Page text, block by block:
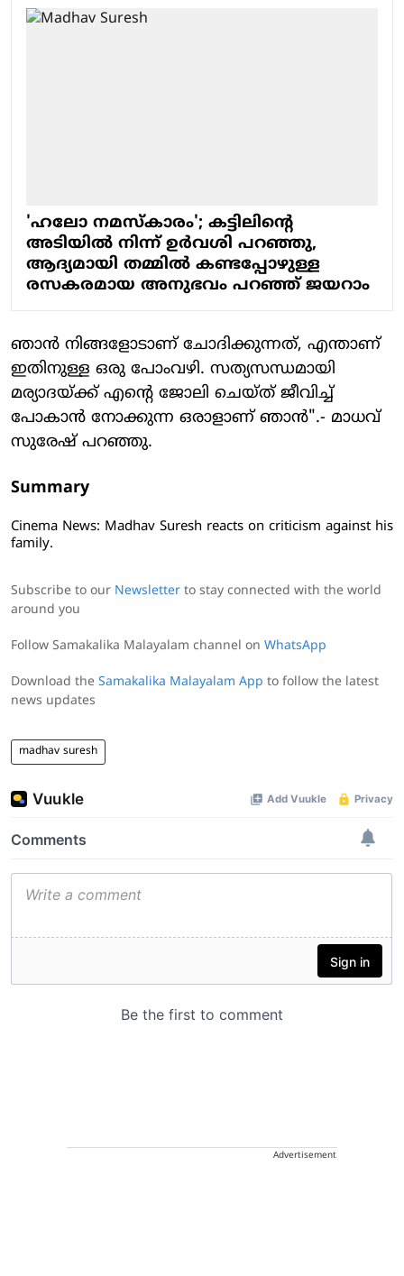
'ഹലോ നമസ്കാരം'; കട്ടിലിന്റെ
അടിയിൽ നിന്ന് ഉർവശി പറഞ്ഞു,
ആദ്യമായി തമ്മിൽ കണ്ടപ്പോഴുള്ള
രസകരമായ അനുഭവം പറഞ്ഞ് ജയറാം
ഞാൻ നിങ്ങളോടാണ് ചോദിക്കുന്നത്, എന്താണ്
ഇതിനുള്ള ഒരു പോംവഴി. സത്യസന്ധമായി
മര്യാദയ്ക്ക് എന്റെ ജോലി ചെയ്ത് ജീവിച്ച്
പോകാൻ നോക്കുന്ന ഒരാളാണ് ഞാൻ".- മാധവ്
സുരേഷ് പറഞ്ഞു.
Summary
Cinema News: Madhav Suresh reacts on criticism against his
family.
Subscribe to our Newsletter to stay connected with the world
around you
Follow Samakalika Malayalam channel on WhatsApp
Download the Samakalika Malayalam App to follow the latest
news updates
madhav suresh
Advertisement